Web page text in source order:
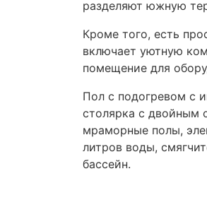
разделяют южную
Кроме того, есть
включает уютную
помещение для
Пол с подогревом с
столярка с двойным
мраморные полы,
литров воды,
бассейн.